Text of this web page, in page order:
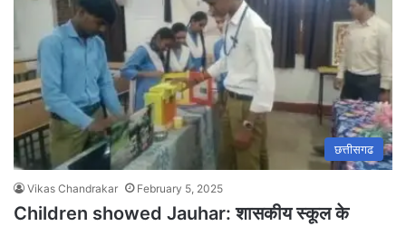
छत्तीसगढ
Vikas Chandrakar February 5, 2025
Children showed Jauhar: शासकीय स्कूल के